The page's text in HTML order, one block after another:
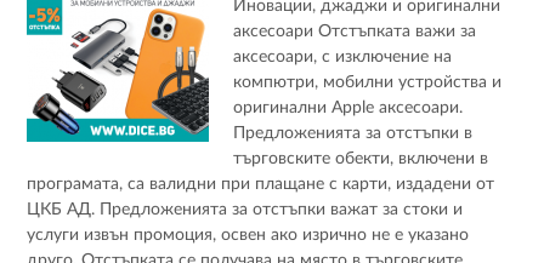
Иновации, джаджи и оригинални
аксесоари Отстъпката важи за
аксесоари, с изключение на
компютри, мобилни устройства и
оригинални Apple аксесоари.
Предложенията за отстъпки в
търговските обекти, включени в
програмата, са валидни при плащане с карти, издадени от
ЦКБ АД. Предложенията за отстъпки важат за стоки и
услуги извън промоция, освен ако изрично не е указано